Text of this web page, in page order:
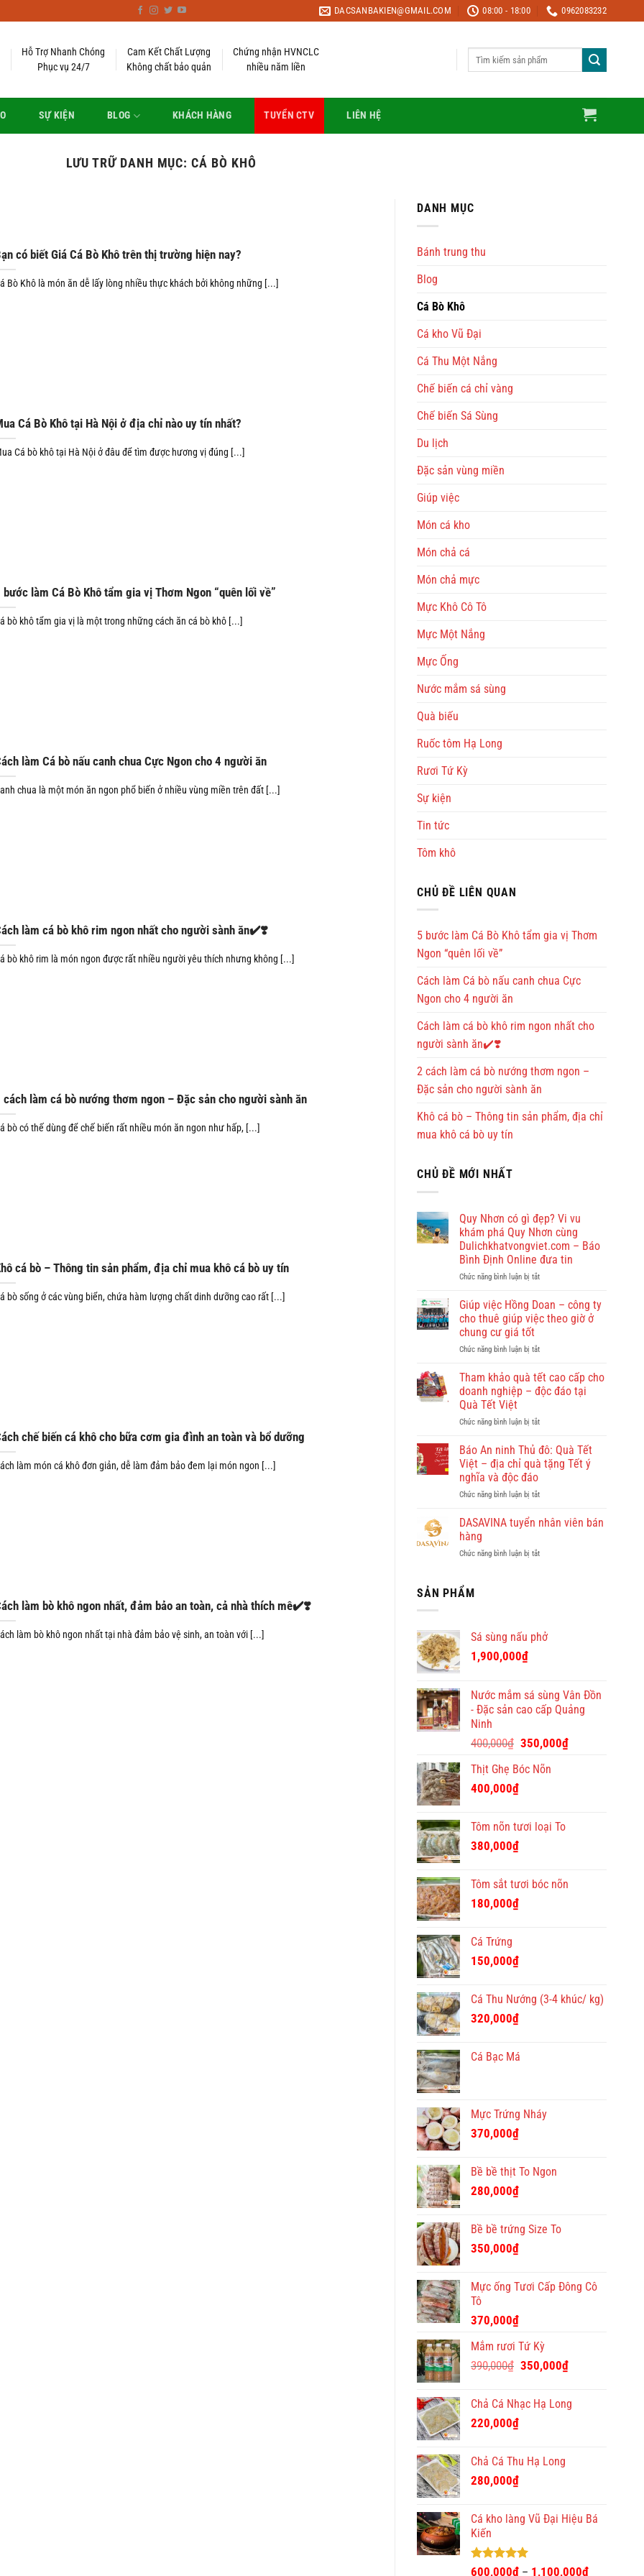
DACSANBAKIEN@GMAIL.COM 08:00 - 18:00 0962083232
Hỗ Trợ Nhanh Chóng
Phục vụ 24/7
Cam Kết Chất Lượng
Không chất bảo quản
Chứng nhận HVNCLC
nhiều năm liền
SỰ KIỆN BLOG KHÁCH HÀNG TUYỂN CTV LIÊN HỆ
LƯU TRỮ DANH MỤC:CÁ BÒ KHÔ
có biết Giá Cá Bò Khô trên thị trường hiện nay?
Bò Khô là món ăn dễ lấy lòng nhiều thực khách bởi không những [...]
Cá Bò Khô tại Hà Nội ở địa chỉ nào uy tín nhất?
Cá bò khô tại Hà Nội ở đâu để tìm được hương vị đúng [...]
bước làm Cá Bò Khô tẩm gia vị Thơm Ngon “quên lối về”
bò khô tẩm gia vị là một trong những cách ăn cá bò khô [...]
làm Cá bò nấu canh chua Cực Ngon cho 4 người ăn
chua là một món ăn ngon phổ biến ở nhiều vùng miền trên đất [...]
làm cá bò khô rim ngon nhất cho người sành ăn✔️❣️
bò khô rim là món ngon được rất nhiều người yêu thích nhưng không [...]
cách làm cá bò nướng thơm ngon – Đặc sản cho người sành ăn
bò có thế dùng để chế biến rất nhiều món ăn ngon như hấp, [...]
cá bò – Thông tin sản phẩm, địa chỉ mua khô cá bò uy tín
bò sống ở các vùng biển, chứa hàm lượng chất dinh dưỡng cao rất [...]
chế biến cá khô cho bữa cơm gia đình an toàn và bổ dưỡng
làm món cá khô đơn giản, dễ làm đảm bảo đem lại món ngon [...]
làm bò khô ngon nhất, đảm bảo an toàn, cả nhà thích mê✔️❣️
làm bò khô ngon nhất tại nhà đảm bảo vệ sinh, an toàn với [...]
DANH MỤC
Bánh trung thu
Blog
Cá Bò Khô
Cá kho Vũ Đại
Cá Thu Một Nắng
Chế biến cá chỉ vàng
Chế biến Sá Sùng
Du lịch
Đặc sản vùng miền
Giúp việc
Món cá kho
Món chả cá
Món chả mực
Mực Khô Cô Tô
Mực Một Nắng
Mực Ống
Nước mắm sá sùng
Quà biếu
Ruốc tôm Hạ Long
Rươi Tứ Kỳ
Sự kiện
Tin tức
Tôm khô
CHỦ ĐỀ LIÊN QUAN
5 bước làm Cá Bò Khô tẩm gia vị Thơm
Ngon “quên lối về”
Cách làm Cá bò nấu canh chua Cực
Ngon cho 4 người ăn
Cách làm cá bò khô rim ngon nhất cho
người sành ăn✔️❣️
2 cách làm cá bò nướng thơm ngon –
Đặc sản cho người sành ăn
Khô cá bò – Thông tin sản phẩm, địa chỉ
mua khô cá bò uy tín
CHỦ ĐỀ MỚI NHẤT
Quy Nhơn có gì đẹp? Vi vu
khám phá Quy Nhơn cùng
Dulichkhatvongviet.com – Báo
Bình Định Online đưa tin
Chức năng bình luận bị tắtở
Nhơn
gì
Vi
khám
phá
Quy
cùng
–
Báo
Bình
Online
tin
Giúp việc Hồng Doan – công ty
cho thuê giúp việc theo giờ ở
chung cư giá tốt
Chức năng bình luận bị tắtở
việc
Hồng
Doan
công
cho
thuê
giúp
theo
ở
giá
Tham khảo quà tết cao cấp cho
doanh nghiệp – độc đáo tại
Quà Tết Việt
Chức năng bình luận bị tắtở
khảo
quà
tết
cấp
doanh
độc
Báo An ninh Thủ đô: Quà Tết
Việt – địa chỉ quà tặng Tết ý
nghĩa và độc đáo
Chức năng bình luận bị tắtở
An
đô:
quà
nghĩa
và
độc
DASAVINA tuyển nhân viên bán
hàng
Chức năng bình luận bị tắtở
SẢN PHẨM
Sá sùng nấu phở
1,900,000₫
Nước mắm sá sùng Vân Đồn
- Đặc sản cao cấp Quảng
Ninh
400,000₫ Giá
là:
350,000₫Giá
Thịt Ghẹ Bóc Nõn
400,000₫
Tôm nõn tươi loại To
380,000₫
Tôm sắt tươi bóc nõn
180,000₫
Cá Trứng
150,000₫
Cá Thu Nướng (3-4 khúc/ kg)
320,000₫
Cá Bạc Má
Mực Trứng Nháy
370,000₫
Bề bề thịt To Ngon
280,000₫
Bề bề trứng Size To
350,000₫
Mực ống Tươi Cấp Đông Cô
Tô
370,000₫
Mắm rươi Tứ Kỳ
390,000₫ Giá
390,000₫.
350,000₫Giá
là:
Chả Cá Nhạc Hạ Long
220,000₫
Chả Cá Thu Hạ Long
280,000₫
Cá kho làng Vũ Đại Hiệu Bá
Kiến
Được xếp
600,000₫ – 1,100,000₫